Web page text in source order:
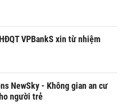
VPBankS xin từ nhiệm
NewSky - Không gian an cư
người trẻ